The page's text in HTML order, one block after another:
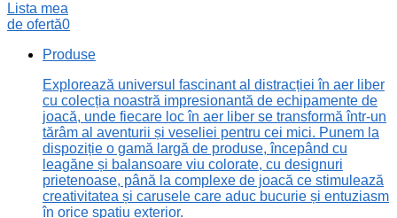
Lista mea
de ofertă0
Produse
Explorează universul fascinant al distracției în aer liber
cu colecția noastră impresionantă de echipamente de
joacă, unde fiecare loc în aer liber se transformă într-un
tărâm al aventurii și veseliei pentru cei mici. Punem la
dispoziție o gamă largă de produse, începând cu
leagăne și balansoare viu colorate, cu designuri
prietenoase, până la complexe de joacă ce stimulează
creativitatea și carusele care aduc bucurie și entuziasm
în orice spațiu exterior.